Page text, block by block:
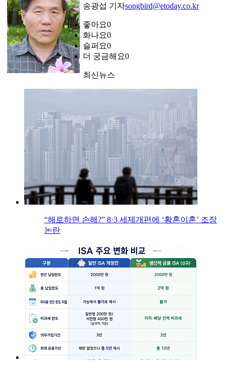
송광섭 기자songbird@etoday.co.kr
좋아요0
화나요0
슬퍼요0
더 궁금해요0
최신뉴스
“해로하면 손해?” 8·3 세제개편에 ‘황혼이혼’ 조장
논란